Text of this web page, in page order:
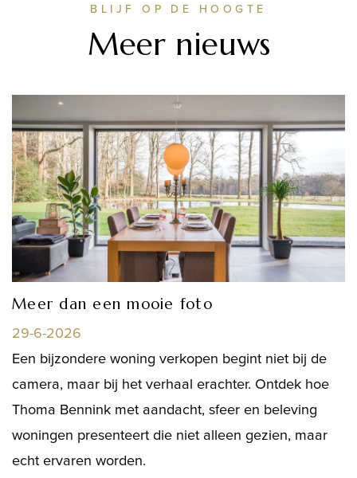
BLIJF OP DE HOOGTE
Meer nieuws
Meer dan een mooie foto
29-6-2026
Een bijzondere woning verkopen begint niet bij de
camera, maar bij het verhaal erachter. Ontdek hoe
Thoma Bennink met aandacht, sfeer en beleving
woningen presenteert die niet alleen gezien, maar
echt ervaren worden.